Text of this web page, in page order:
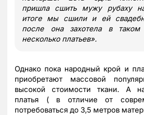
пришла сшить мужу рубаху
итоге мы сшили и ей
после она захотела в
несколько платьев».
Однако пока народный крой и
приобретают массовой
высокой стоимости ткани. А
платья ( в отличие от
потребоваться до 3,5 метров